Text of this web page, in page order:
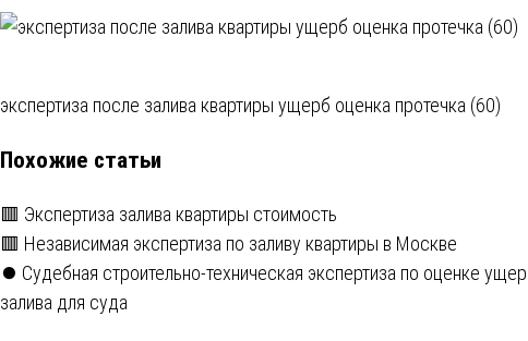
Навигация
по
записям
экспертиза после залива квартиры ущерб оценка протечка (60)
Похожие статьи
🟥 Экспертиза залива квартиры стоимость
🟥 Независимая экспертиза по заливу квартиры в Москве
⏺️ Судебная строительно-техническая экспертиза по оценке
залива для суда